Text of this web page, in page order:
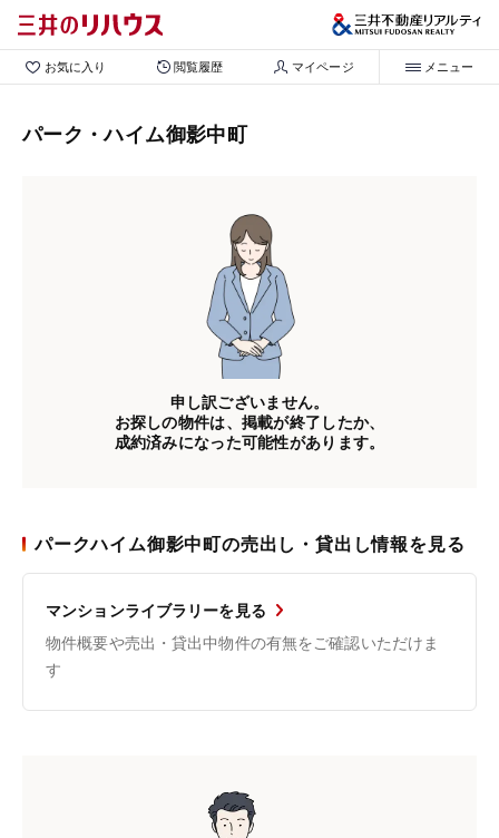
お気に入り 閲覧履歴 マイページ メニュー
パーク・ハイム御影中町
申し訳ございません。
お探しの物件は、掲載が終了したか、
成約済みになった可能性があります。
パークハイム御影中町の売出し・貸出し情報を見る
マンションライブラリーを見る
物件概要や売出・貸出中物件の有無をご確認いただけま
す